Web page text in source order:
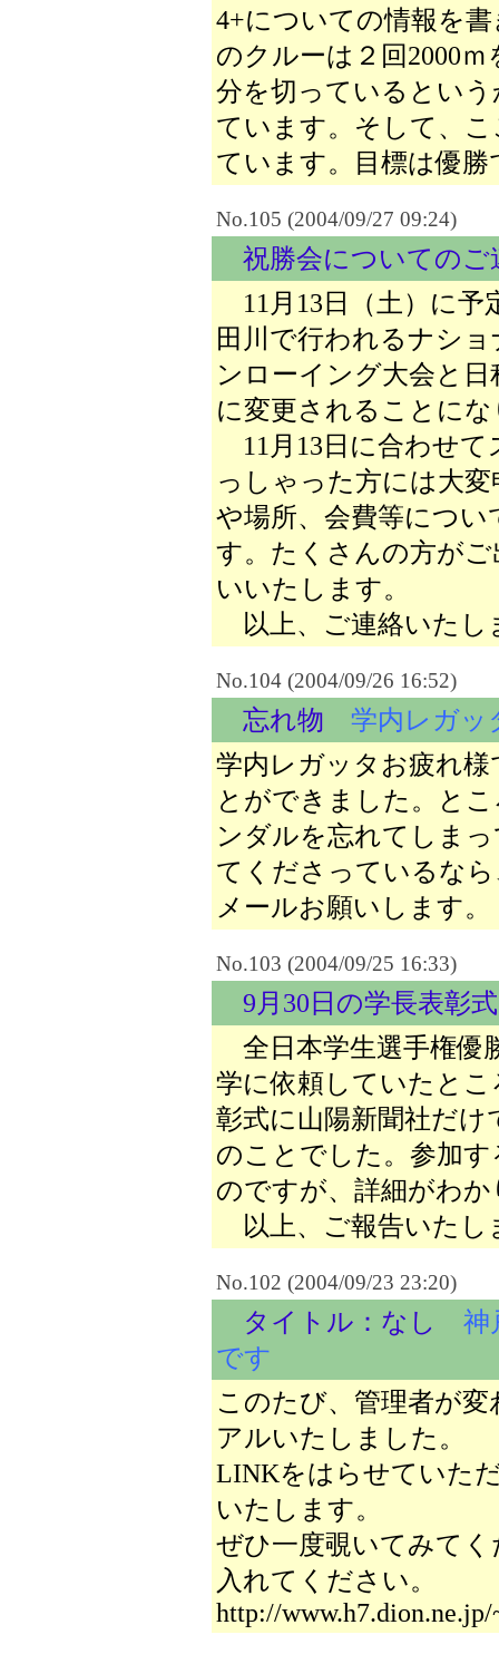
4+についての情報を
のクルーは２回2000
分を切っているとい
ています。そして、
ています。目標は優勝
No.105 (2004/09/27 09:24)
祝勝会についてのご
11月13日（土）に予
田川で行われるナシ
ンローイング大会と
に変更されることに
11月13日に合わせて
っしゃった方には大
や場所、会費等につ
す。たくさんの方が
いいたします。
以上、ご連絡いたし
No.104 (2004/09/26 16:52)
忘れ物
学内レガッ
学内レガッタお疲れ
とができました。と
ンダルを忘れてしま
てくださっているなら
メールお願いします。
No.103 (2004/09/25 16:33)
9月30日の学長表彰
全日本学生選手権優
学に依頼していたとこ
彰式に山陽新聞社だ
のことでした。参加
のですが、詳細がわ
以上、ご報告いたし
No.102 (2004/09/23 23:20)
タイトル：なし
神
です
このたび、管理者が
アルいたしました。
LINKをはらせていた
いたします。
ぜひ一度覗いてみて
入れてください。
http://